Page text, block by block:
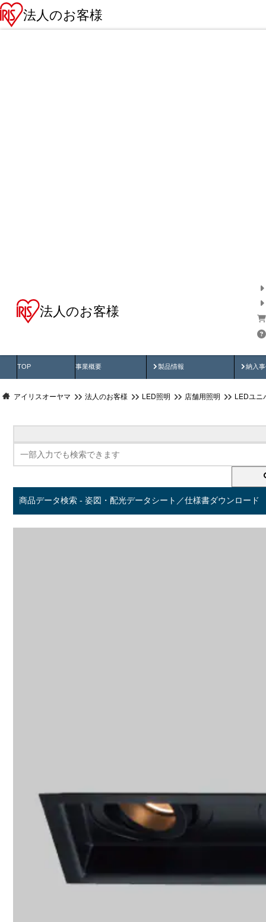
法人のお客様
法人のお客様
TOP 事業概要 製品情報
製品動画 納入
納
アイリスオーヤマ 法人のお客様 LED照明 店舗用照明 LEDユニ
商品データ検索 - 姿図・配光データシート／仕様書ダウンロード